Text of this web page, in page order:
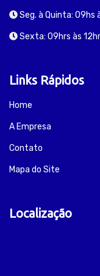
Seg. à Quinta: 09hs
Sexta: 09hrs às
Links Rápidos
Home
A Empresa
Contato
Mapa do Site
Localização